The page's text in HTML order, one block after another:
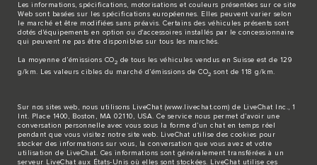
Les informations, spécifications, motorisations et couleurs présentées sur ce site
Web sont basées sur les spécifications européennes. Elles peuvent varier selon
le marché et être modifiées sans préavis. Certains des véhicules présents sont
dotés d'équipements en option ou d'accessoires installés par le concessionnaire
qui peuvent ne pas être disponibles sur tous les marchés.
La moyenne d’émissions CO2 de tous les véhicules vendus en Suisse est de 129
g/km. Les valeurs cibles du marché d’émissions de CO2 sont de 118 g/km.
Sur nos sites web, nous utilisons LiveChat (www.livechat.com) de LiveChat Inc., 1
Int. Place 1400, Boston, MA 02110, USA. Ce service nous permet d’avoir une
conversation personnelle avec vous sous la forme d’un chat en temps réel
pendant que vous visitez notre site web. LiveChat utilise des cookies pour
stocker des informations sur vous, la conversation que vous avez et votre
utilisation de LiveChat. Ces informations sont généralement transférées à un
serveur LiveChat aux États-Unis où elles sont stockées. LiveChat utilise ces